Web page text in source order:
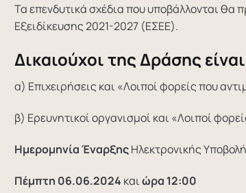
Τα επενδυτικά σχέδια που υποβάλλονται θα
Εξειδίκευσης 2021-2027 (ΕΣΕΕ).
Δικαιούχοι της Δράσης
α) Επιχειρήσεις και «Λοιποί φορείς που
β) Ερευνητικοί οργανισμοί και «Λοιποί
Ημερομηνία ΈναρξηςΗλεκτρονικής
Πέμπτη 06.06.2024 καιώρα 12:00